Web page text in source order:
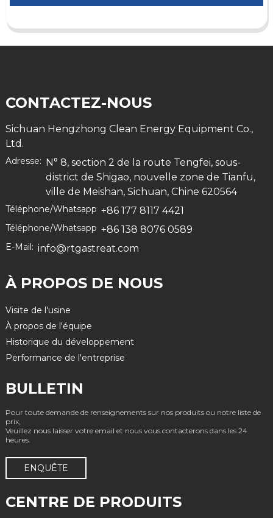
CONTACTEZ-NOUS
Sichuan Hengzhong Clean Energy Equipment Co.,
Ltd.
Adresse: N° 8, section 2 de la route Tengfei, sous-
district de Shigao, nouvelle zone de Tianfu,
ville de Meishan, Sichuan, Chine 620564
Téléphone/Whatsapp +86 177 8117 4421
Téléphone/Whatsapp +86 138 8076 0589
E-Mail: info@rtgastreat.com
À PROPOS DE NOUS
Visite de l'usine
À propos de l'équipe
Historique du développement
Performance de l'entreprise
BULLETIN
Pour toute demande de renseignements sur nos produits ou notre liste de
prix,
Veuillez nous laisser votre email et nous vous contacterons dans les 24
heures.
ENQUÊTE
CENTRE DE PRODUITS